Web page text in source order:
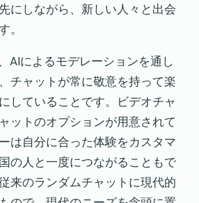
にしながら、新しい人々と出会
。
AIによるモデレーションを通し
チャットが常に敬意を持って楽
していることです。ビデオチャ
ットのオプションが用意されて
は自分に合った体験をカスタマ
の人と一度につながることもで
来のランダムチャットに現代的